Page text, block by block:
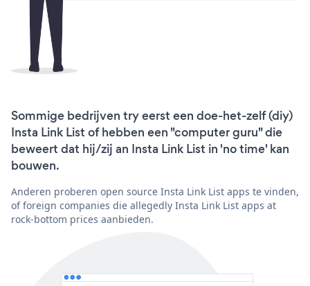
Sommige bedrijven try eerst een doe-het-zelf (diy)
Insta Link List of hebben een "computer guru" die
beweert dat hij/zij an Insta Link List in 'no time' kan
bouwen.
Anderen proberen open source Insta Link List apps te vinden,
of foreign companies die allegedly Insta Link List apps at
rock-bottom prices aanbieden.